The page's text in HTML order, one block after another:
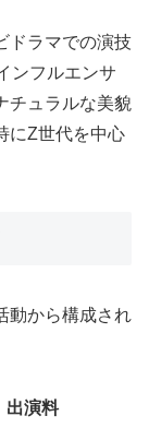
ドラマでの演技
ンフルエンサ
チュラルな美貌
にZ世代を中心
動から構成され
出演料